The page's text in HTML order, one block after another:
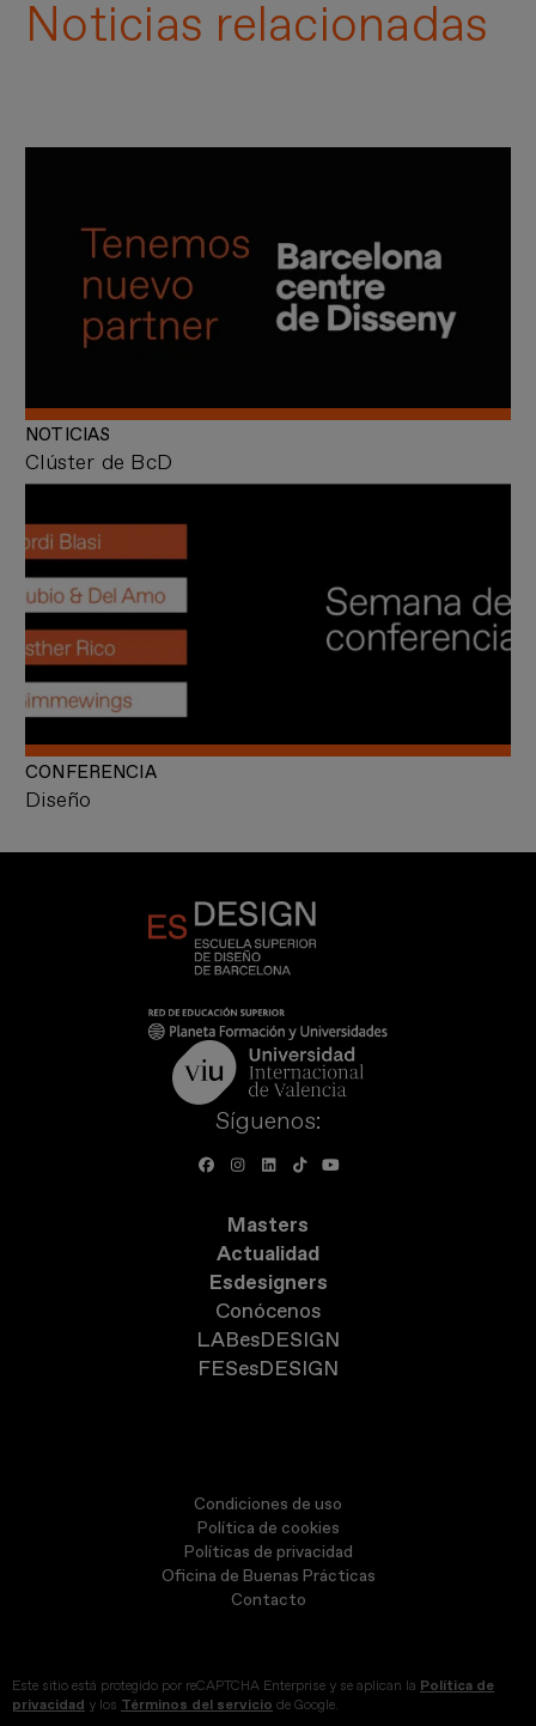
Noticias relacionadas
Clúster de BcD
NOTICIAS
Diseño
CONFERENCIA
Síguenos:
Masters
Actualidad
Esdesigners
Conócenos
LABesDESIGN
FESesDESIGN
Condiciones de uso
Política de cookies
Políticas de privacidad
Oficina de Buenas Prácticas
Contacto
Este sitio está protegido por reCAPTCHA Enterprise y se aplican la Política de
privacidad y los Términos del servicio de Google.